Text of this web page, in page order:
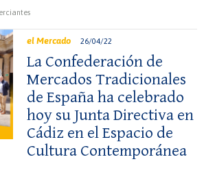
el Mercado 26/04/22
La Confederación de
Mercados Tradicionales
de España ha celebrado
hoy su Junta Directiva en
Cádiz en el Espacio de
Cultura Contemporánea